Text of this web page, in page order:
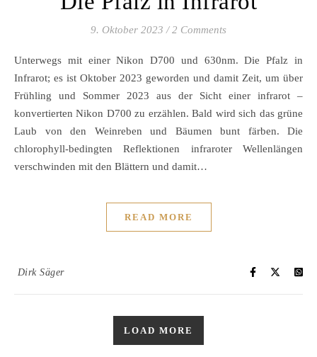
9. Oktober 2023 / 2 Comments
Unterwegs mit einer Nikon D700 und 630nm. Die Pfalz in
Infrarot; es ist Oktober 2023 geworden und damit Zeit, um über
Frühling und Sommer 2023 aus der Sicht einer infrarot –
konvertierten Nikon D700 zu erzählen. Bald wird sich das grüne
Laub von den Weinreben und Bäumen bunt färben. Die
chlorophyll-bedingten Reflektionen infraroter Wellenlängen
verschwinden mit den Blättern und damit…
READ MORE
Dirk Säger
LOAD MORE